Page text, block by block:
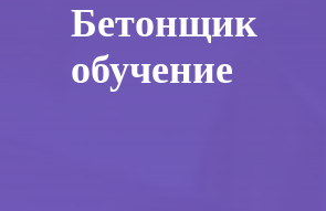
Бетонщик
обучение